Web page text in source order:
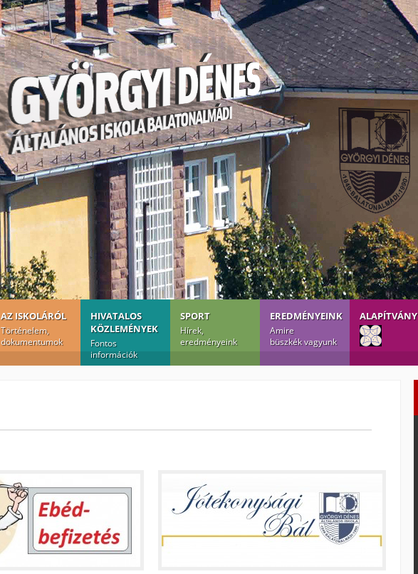
AZ ISKOLÁRÓL
Történelem,
dokumentumok
HIVATALOS
KÖZLEMÉNYEK
Fontos
információk
SPORT
Hírek,
eredményeink
EREDMÉNYEINK
Amire
büszkék vagyunk
ALAPÍTVÁNY